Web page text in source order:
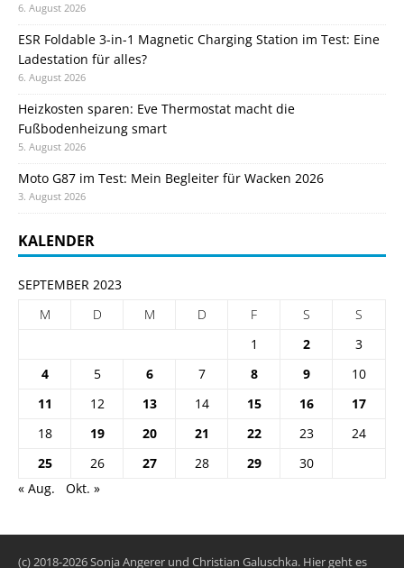
6. August 2026
ESR Foldable 3-in-1 Magnetic Charging Station im Test: Eine
Ladestation für alles?
6. August 2026
Heizkosten sparen: Eve Thermostat macht die
Fußbodenheizung smart
5. August 2026
Moto G87 im Test: Mein Begleiter für Wacken 2026
3. August 2026
KALENDER
SEPTEMBER 2023
M
D M D F S
S
1
2
3
4
5 6 7 8 9
10
11
12 13 14 15 16
17
18
19 20 21 22 23
24
25
26 27 28 29
30
« Aug.
Okt. »
(c) 2018-2026 Sonja Angerer und Christian Galuschka. Hier geht es